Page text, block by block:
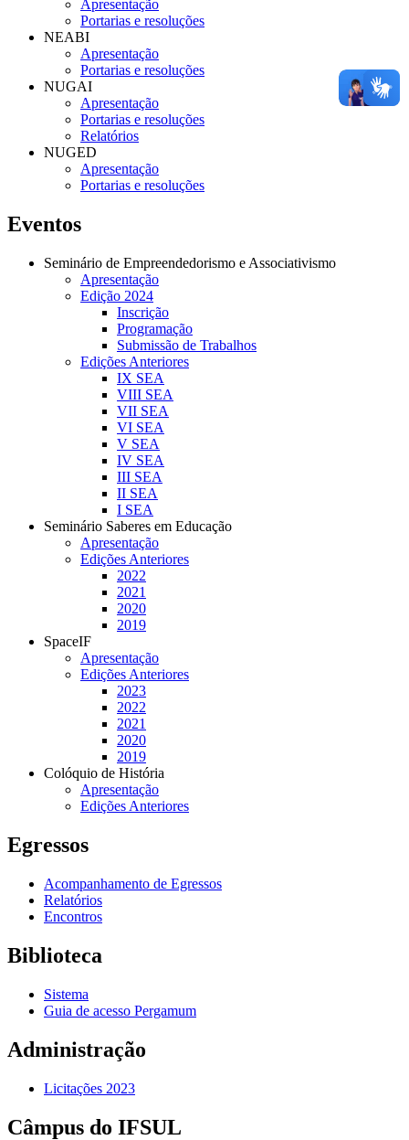
Apresentação
Portarias e resoluções
NEABI
Apresentação
Portarias e resoluções
NUGAI
Apresentação
Portarias e resoluções
Relatórios
NUGED
Apresentação
Portarias e resoluções
Eventos
Seminário de Empreendedorismo e Associativismo
Apresentação
Edição 2024
Inscrição
Programação
Submissão de Trabalhos
Edições Anteriores
IX SEA
VIII SEA
VII SEA
VI SEA
V SEA
IV SEA
III SEA
II SEA
I SEA
Seminário Saberes em Educação
Apresentação
Edições Anteriores
2022
2021
2020
2019
SpaceIF
Apresentação
Edições Anteriores
2023
2022
2021
2020
2019
Colóquio de História
Apresentação
Edições Anteriores
Egressos
Acompanhamento de Egressos
Relatórios
Encontros
Biblioteca
Sistema
Guia de acesso Pergamum
Administração
Licitações 2023
Câmpus do IFSUL